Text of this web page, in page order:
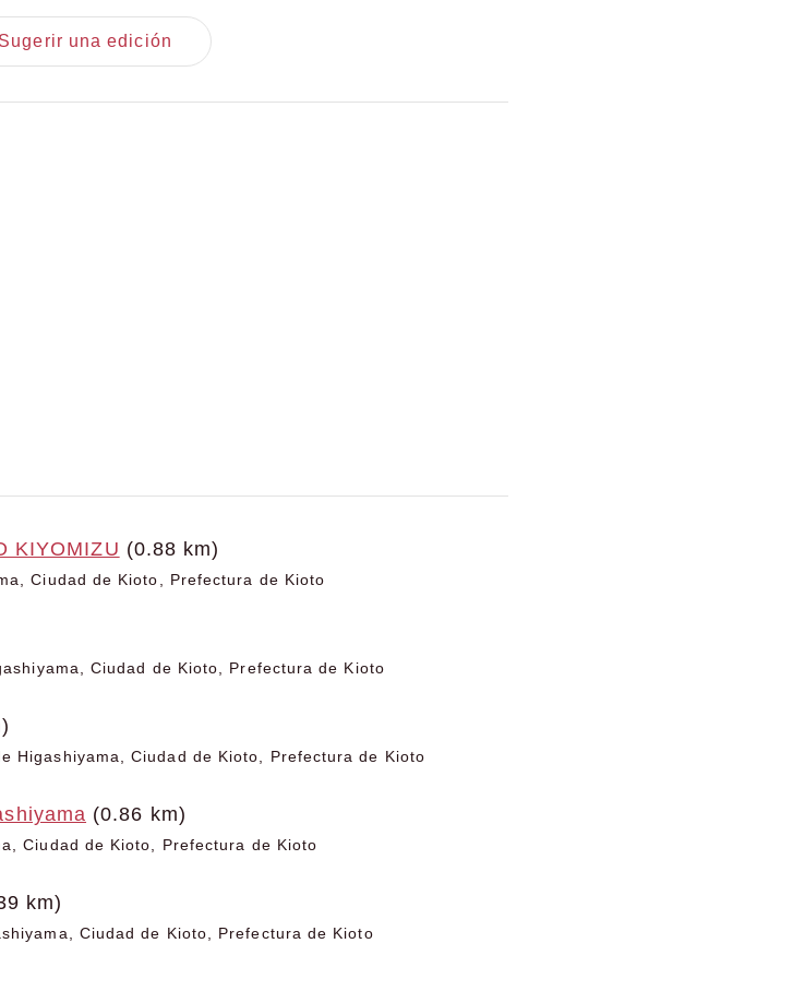
Sugerir una edición
KIYOMIZU (0.88 km)
Ciudad de Kioto, Prefectura de Kioto
Ciudad de Kioto, Prefectura de Kioto
Higashiyama, Ciudad de Kioto, Prefectura de Kioto
(0.86 km)
Ciudad de Kioto, Prefectura de Kioto
km)
Ciudad de Kioto, Prefectura de Kioto